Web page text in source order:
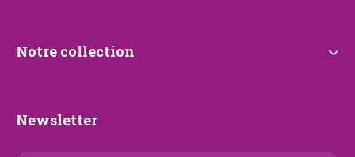
Notre
Notre collection
Newsletter
Newsletter